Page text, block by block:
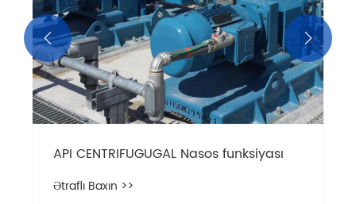
API CENTRIFUGUGAL Nasos funksiyası
Ətraflı Baxın >>
 